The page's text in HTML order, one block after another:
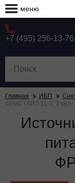
меню
+7 (495) 256-13-76
Главная ИБП
ФРИСТАЙЛ 11-3, 3 кВА